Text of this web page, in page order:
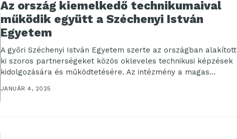
Az ország kiemelkedő technikumaival
működik együtt a Széchenyi István
Egyetem
A győri Széchenyi István Egyetem szerte az országban alakított
ki szoros partnerségeket közös okleveles technikusi képzések
kidolgozására és működtetésére. Az intézmény a magas...
JANUÁR 4, 2025